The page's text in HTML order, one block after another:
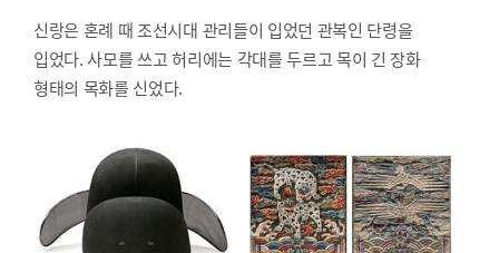
신랑은 혼례 때 조선시대 관리들이 입었던 관복인 단령을
입었다. 사모를 쓰고 허리에는 각대를 두르고 목이 긴 장화
형태의 목화를 신었다.